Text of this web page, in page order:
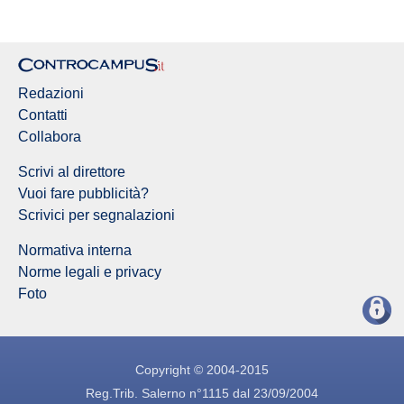
Redazioni
Contatti
Collabora
Scrivi al direttore
Vuoi fare pubblicità?
Scrivici per segnalazioni
Normativa interna
Norme legali e privacy
Foto
Copyright © 2004-2015
Reg.Trib. Salerno n°1115 dal 23/09/2004